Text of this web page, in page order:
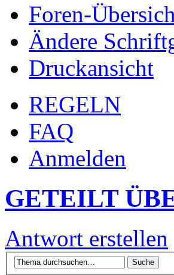
Foren-
Ändere
Druckansicht
REGELN
FAQ
Anmelden
GETEILT
Antwort erstellen